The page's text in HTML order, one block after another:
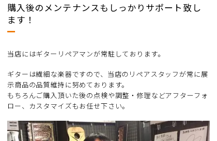
購入後のメンテナンスもしっかりサポート致し
ます！
当店にはギターリペアマンが常駐しております。
ギターは繊細な楽器ですので、当店のリペアスタッフが常に展
示商品の品質維持に努めております。
もちろんご購入頂いた後の点検や調整・修理などアフターフォ
ロー、カスタマイズもお任せ下さい。